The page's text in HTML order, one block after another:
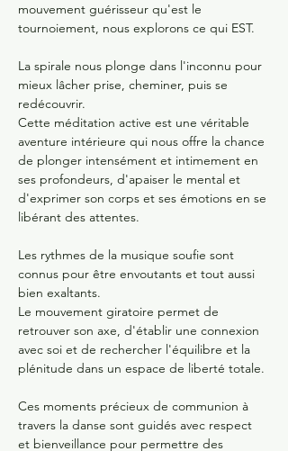
mouvement guérisseur qu'est le
tournoiement, nous explorons ce qui EST.
La spirale nous plonge dans l'inconnu pour
mieux lâcher prise, cheminer, puis se
redécouvrir.
Cette méditation active est une véritable
aventure intérieure qui nous offre la chance
de plonger intensément et intimement en
ses profondeurs, d'apaiser le mental et
d'exprimer son corps et ses émotions en se
libérant des attentes.
Les rythmes de la musique soufie sont
connus pour être envoutants et tout aussi
bien exaltants.
Le mouvement giratoire permet de
retrouver son axe, d'établir une connexion
avec soi et de rechercher l'équilibre et la
plénitude dans un espace de liberté totale.
Ces moments précieux de communion à
travers la danse sont guidés avec respect
et bienveillance pour permettre des